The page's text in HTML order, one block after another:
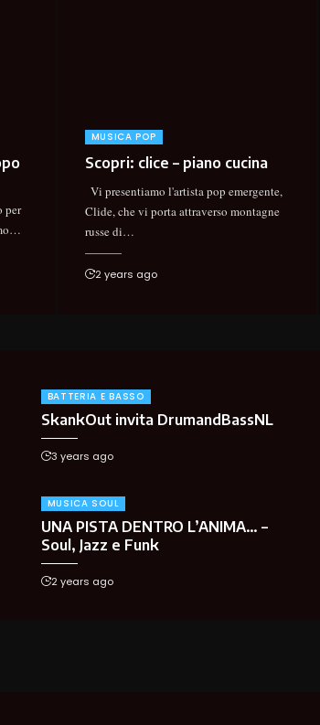
per
…
MUSICA POP
Scopri: clice – piano cucina
Vi presentiamo l'artista pop emergente,
Clide, che vi porta attraverso montagne
russe di…
2 years ago
BATTERIA E BASSO
SkankOut invita DrumandBassNL
3 years ago
MUSICA SOUL
UNA PISTA DENTRO L’ANIMA… –
Soul, Jazz e Funk
2 years ago